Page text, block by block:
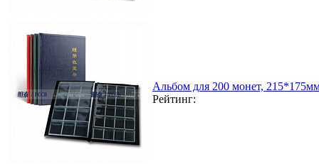
Альбом для 200 монет,
Рейтинг: